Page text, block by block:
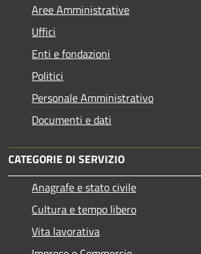
Aree Amministrative
Uffici
Enti e fondazioni
Politici
Personale Amministrativo
Documenti e dati
CATEGORIE DI SERVIZIO
Anagrafe e stato civile
Cultura e tempo libero
Vita lavorativa